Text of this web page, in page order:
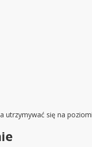
utrzymywać się na